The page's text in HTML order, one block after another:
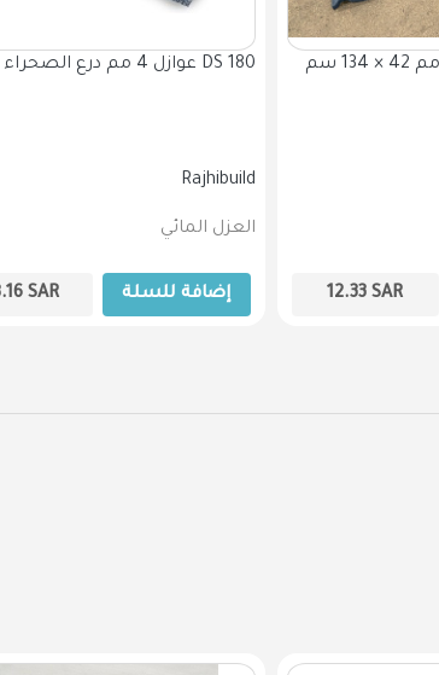
عوازل 4 مم درع الصحراء تسليح DS 180
Rajhibuild
العزل المائي
SAR إضافة للسلة 12.33 SAR